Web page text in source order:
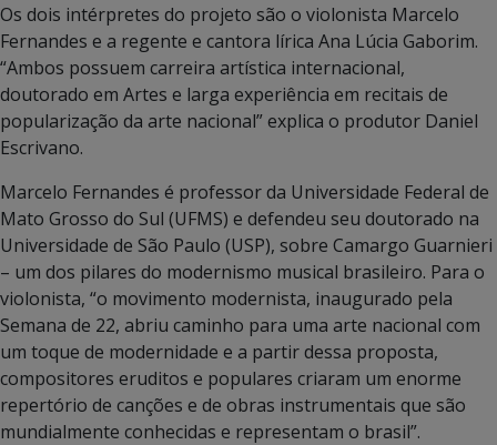
Os dois intérpretes do projeto são o violonista Marcelo
Fernandes e a regente e cantora lírica Ana Lúcia Gaborim.
“Ambos possuem carreira artística internacional,
doutorado em Artes e larga experiência em recitais de
popularização da arte nacional” explica o produtor Daniel
Escrivano.
Marcelo Fernandes é professor da Universidade Federal de
Mato Grosso do Sul (UFMS) e defendeu seu doutorado na
Universidade de São Paulo (USP), sobre Camargo Guarnieri
– um dos pilares do modernismo musical brasileiro. Para o
violonista, “o movimento modernista, inaugurado pela
Semana de 22, abriu caminho para uma arte nacional com
um toque de modernidade e a partir dessa proposta,
compositores eruditos e populares criaram um enorme
repertório de canções e de obras instrumentais que são
mundialmente conhecidas e representam o brasil”.